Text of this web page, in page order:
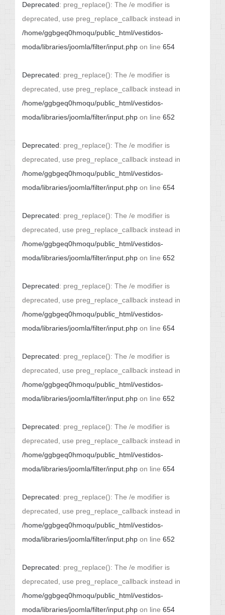
Deprecated: preg_replace(): The /e modifier is
deprecated, use preg_replace_callback instead in
/home/ggbgeq0hmoqu/public_html/vestidos-
moda/libraries/joomla/filter/input.php on line 654
Deprecated: preg_replace(): The /e modifier is
deprecated, use preg_replace_callback instead in
/home/ggbgeq0hmoqu/public_html/vestidos-
moda/libraries/joomla/filter/input.php on line 652
Deprecated: preg_replace(): The /e modifier is
deprecated, use preg_replace_callback instead in
/home/ggbgeq0hmoqu/public_html/vestidos-
moda/libraries/joomla/filter/input.php on line 654
Deprecated: preg_replace(): The /e modifier is
deprecated, use preg_replace_callback instead in
/home/ggbgeq0hmoqu/public_html/vestidos-
moda/libraries/joomla/filter/input.php on line 652
Deprecated: preg_replace(): The /e modifier is
deprecated, use preg_replace_callback instead in
/home/ggbgeq0hmoqu/public_html/vestidos-
moda/libraries/joomla/filter/input.php on line 654
Deprecated: preg_replace(): The /e modifier is
deprecated, use preg_replace_callback instead in
/home/ggbgeq0hmoqu/public_html/vestidos-
moda/libraries/joomla/filter/input.php on line 652
Deprecated: preg_replace(): The /e modifier is
deprecated, use preg_replace_callback instead in
/home/ggbgeq0hmoqu/public_html/vestidos-
moda/libraries/joomla/filter/input.php on line 654
Deprecated: preg_replace(): The /e modifier is
deprecated, use preg_replace_callback instead in
/home/ggbgeq0hmoqu/public_html/vestidos-
moda/libraries/joomla/filter/input.php on line 652
Deprecated: preg_replace(): The /e modifier is
deprecated, use preg_replace_callback instead in
/home/ggbgeq0hmoqu/public_html/vestidos-
moda/libraries/joomla/filter/input.php on line 654